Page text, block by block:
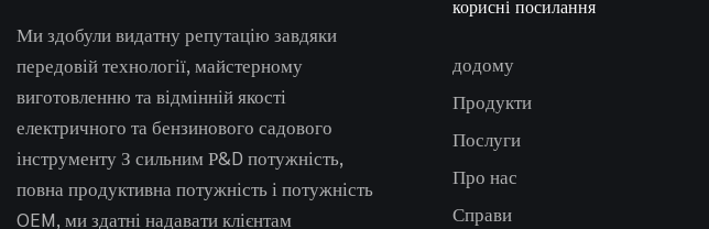
Ми здобули видатну репутацію завдяки
передовій технології, майстерному
виготовленню та відмінній якості
електричного та бензинового садового
інструменту З сильним Р&D потужність,
повна продуктивна потужність і потужність
OEM, ми здатні надавати клієнтам
корисні посилання
додому
Продукти
Послуги
Про нас
Справи